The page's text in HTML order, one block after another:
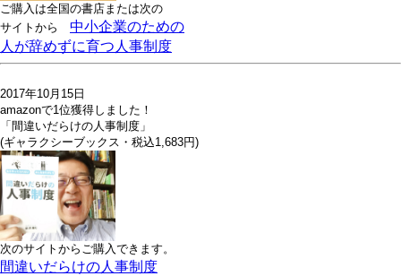
ご購入は全国の書店または次の
サイトから 中小企業のための
人が辞めずに育つ人事制度
2017年10月15日
amazonで1位獲得しました！
「間違いだらけの人事制度」
(ギャラクシーブックス・税込1,683円)
次のサイトからご購入できます。
間違いだらけの人事制度